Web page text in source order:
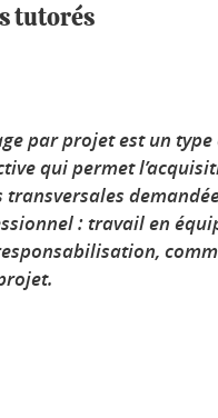
tutorés
par projet est un type
qui permet
transversales
: travail en